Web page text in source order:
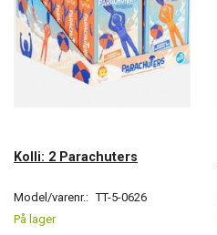
Kolli: 2 Parachuters
Model/varenr.: TT-5-0626
På lager